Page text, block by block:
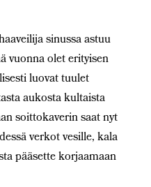
sinussa astuu
vuonna olet erityisen
luovat tuulet
aukosta kultaista
soittokaverin saat nyt
verkot vesille, kala
pääsette korjaamaan